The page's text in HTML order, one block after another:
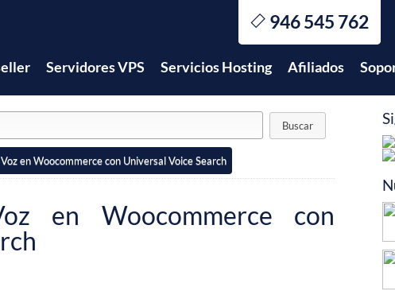
946 545 762
Servidores VPS Servicios Hosting Afiliados
en Woocommerce con Universal Voice Search
en Woocommerce con